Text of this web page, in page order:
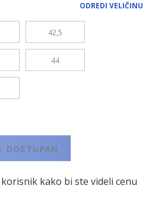
ODREDI VELIČINU
42,5
44
DOSTUPAN
kako bi ste videli cenu